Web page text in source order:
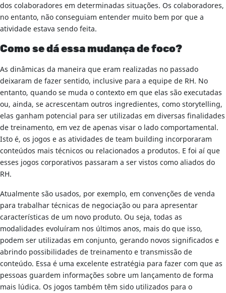
dos colaboradores em determinadas situações. Os colaboradores,
no entanto, não conseguiam entender muito bem por que a
atividade estava sendo feita.
Como se dá essa mudança de foco?
As dinâmicas da maneira que eram realizadas no passado
deixaram de fazer sentido, inclusive para a equipe de RH. No
entanto, quando se muda o contexto em que elas são executadas
ou, ainda, se acrescentam outros ingredientes, como storytelling,
elas ganham potencial para ser utilizadas em diversas finalidades
de treinamento, em vez de apenas visar o lado comportamental.
Isto é, os jogos e as atividades de team building incorporaram
conteúdos mais técnicos ou relacionados a produtos. E foi aí que
esses jogos corporativos passaram a ser vistos como aliados do
RH.
Atualmente são usados, por exemplo, em convenções de venda
para trabalhar técnicas de negociação ou para apresentar
características de um novo produto. Ou seja, todas as
modalidades evoluíram nos últimos anos, mais do que isso,
podem ser utilizadas em conjunto, gerando novos significados e
abrindo possibilidades de treinamento e transmissão de
conteúdo. Essa é uma excelente estratégia para fazer com que as
pessoas guardem informações sobre um lançamento de forma
mais lúdica. Os jogos também têm sido utilizados para o